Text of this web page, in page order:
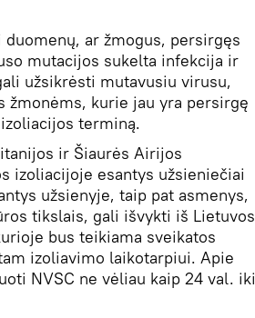
ar žmogus, persirgęs
mutacijos sukelta infekcija ir
užsikrėsti mutavusiu virusu,
kurie jau yra persirgę
terminą.
ir Šiaurės Airijos
izoliacijoje esantys užsieniečiai
užsienyje, taip pat asmenys,
tikslais, gali išvykti iš Lietuvos
bus teikiama sveikatos
izoliavimo laikotarpiui. Apie
NVSC ne vėliau kaip 24 val. iki